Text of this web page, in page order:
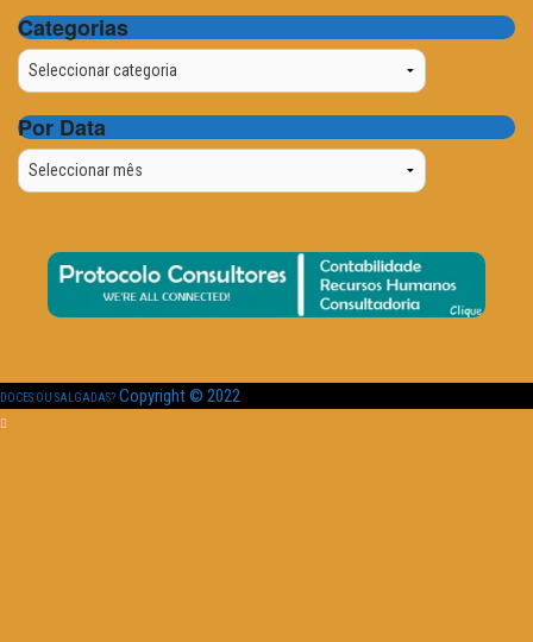
Categorias
Categorias
Por Data
Por
Data
DOCES OU SALGADAS? Copyright © 2022